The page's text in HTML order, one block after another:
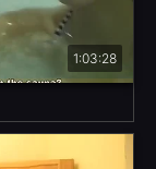
1:03:28